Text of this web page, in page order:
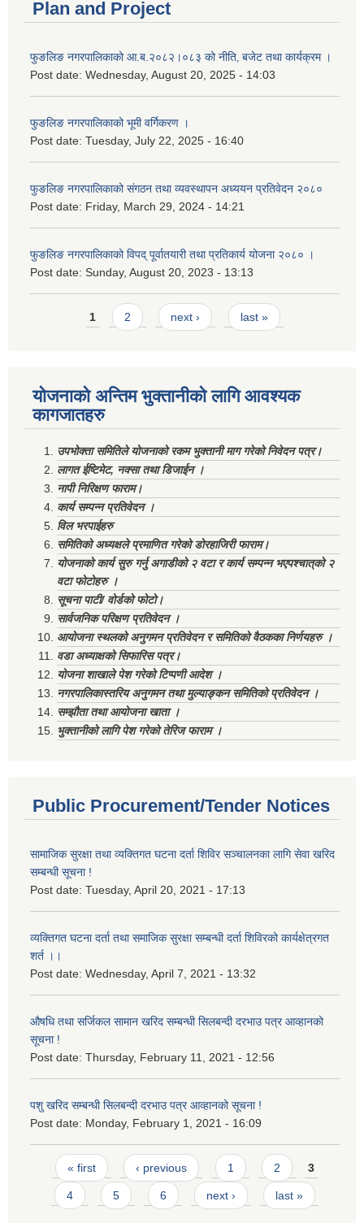
Plan and Project
फुङलिङ नगरपालिकाको आ.ब.२०८२।०८३ को नीति‚ बजेट तथा कार्यक्रम ।
Post date: Wednesday, August 20, 2025 - 14:03
फुङलिङ नगरपालिकाको भूमी वर्गिकरण ।
Post date: Tuesday, July 22, 2025 - 16:40
फुङलिङ नगरपालिकाको संगठन तथा व्यवस्थापन अध्ययन प्रतिवेदन २०८०
Post date: Friday, March 29, 2024 - 14:21
फुङलिङ नगरपालिकाको विपद् पूर्वातयारी तथा प्रतिकार्य योजना २०८० ।
Post date: Sunday, August 20, 2023 - 13:13
Pages1 2 next › last »
योजनाको अन्तिम भुक्तानीको लागि आवश्यक
कागजातहरु
उपभोक्ता समितिले योजनाको रकम भुक्तानी माग गरेको निवेदन पत्र।
लागत ईष्टिमेट, नक्सा तथा डिजाईन ।
नापी निरिक्षण फाराम।
कार्य सम्पन्न प्रतिवेदन ।
विल भरपाईहरु
समितिको अध्यक्षले प्रमाणित गरेको डोरहाजिरी फाराम।
योजनाको कार्य सुरु गर्नु अगाडीको २ वटा र कार्य सम्पन्न भएपश्चात्‌को २
वटा फोटोहरु ।
सूचना पाटी/ वोर्डको फोटो।
सार्वजनिक परिक्षण प्रतिवेदन ।
आयोजना स्थलको अनुगमन प्रतिवेदन र समितिको वैठकका निर्णयहरु ।
वडा अध्याक्षको सिफारिस पत्र।
योजना शाखाले पेश गरेको टिप्पणी आदेश ।
नगरपालिकास्तरिय अनुगमन तथा मुल्याङ्कन समितिको प्रतिवेदन ।
सम्झौता तथा आयोजना खाता ।
भुक्तानीको लागि पेश गरेको तेरिज फाराम ।
Public Procurement/Tender Notices
सामाजिक सुरक्षा तथा व्यक्तिगत घटना दर्ता शिविर सञ्चालनका लागि सेवा खरिद
सम्बन्धी सूचना !
Post date: Tuesday, April 20, 2021 - 17:13
व्यक्तिगत घटना दर्ता तथा समाजिक सुरक्षा सम्बन्धी दर्ता शिविरको कार्यक्षेत्रगत
शर्त ।।
Post date: Wednesday, April 7, 2021 - 13:32
औषधि तथा सर्जिकल सामान खरिद सम्बन्धी सिलबन्दी दरभाउ पत्र आव्हानको
सूचना !
Post date: Thursday, February 11, 2021 - 12:56
पशु खरिद सम्बन्धी सिलबन्दी दरभाउ पत्र आव्हानको सूचना !
Post date: Monday, February 1, 2021 - 16:09
Pages
« first ‹ previous 1 2 3
4 5 6 next › last »